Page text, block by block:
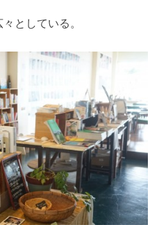
としている。